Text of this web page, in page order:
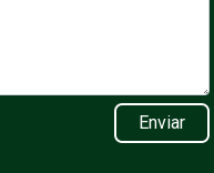
Enviar